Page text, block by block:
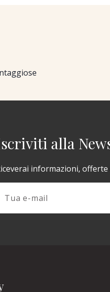
alla
informazioni,